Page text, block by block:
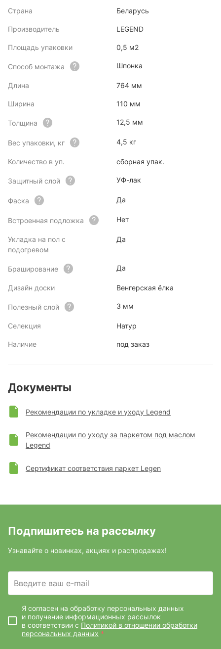
Страна Беларусь
Производитель LEGEND
Площадь упаковки 0,5 м2
Способ монтажа Шпонка
Длина 764 мм
Ширина 110 мм
Толщина 12,5 мм
Вес упаковки, кг 4,5 кг
Количество в уп. сборная упак.
Защитный слой УФ-лак
Фаска Да
Встроенная подложка Нет
Укладка на пол с
подогревом
Да
Браширование Да
Дизайн доски Венгерская ёлка
Полезный слой 3 мм
Селекция Натур
Наличие под заказ
Документы
Рекомендации по укладке и уходу Legend
Рекомендации по уходу за паркетом под маслом
Legend
Сертификат соответствия паркет Legen
Подпишитесь на рассылку
Узнавайте о новинках, акциях и распродажах!
Введите ваш e-mail
Я согласен на обработку персональных данных
и получение информационных рассылок
в соответствии с Политикой в отношении обработки
персональных данных *